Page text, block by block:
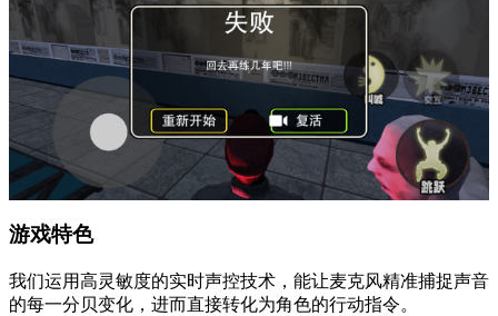
游戏特色
我们运用高灵敏度的实时声控技术，能让麦克风精准捕捉声音
的每一分贝变化，进而直接转化为角色的行动指令。